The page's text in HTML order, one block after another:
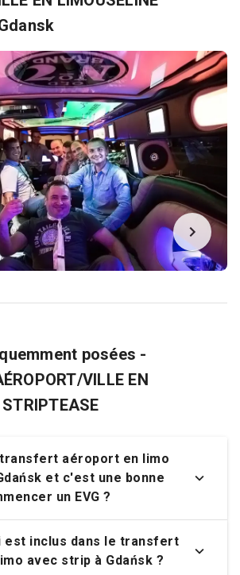
posées -
VILLE EN
aéroport en limo
et c'est une bonne
un EVG ?
est inclus dans le transfert
avec strip à Gdańsk ?